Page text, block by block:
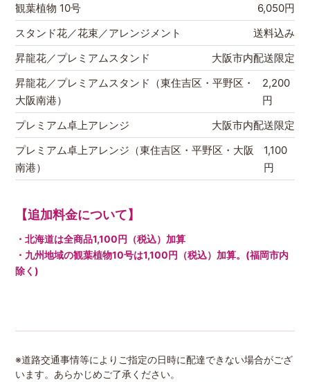
観葉植物 10号
6,050円
スタンド花／花束／アレンジメント
送料込み
昇龍花／プレミアムスタンド
大阪市内配送限定
昇龍花／プレミアムスタンド（東住吉区・平野区・
大阪南港）
2,200
円
プレミアム卓上アレンジ
大阪市内配送限定
プレミアム卓上アレンジ（東住吉区・平野区・大阪
南港）
1,100
円
【追加料金について】
・北海道は全商品1,100円（税込）加算
・九州地域の観葉植物10号は1,100円（税込）加算。(福岡市内
除く)
※道路交通事情等によりご指定の日時に配達できない場合がござ
います。あらかじめご了承ください。